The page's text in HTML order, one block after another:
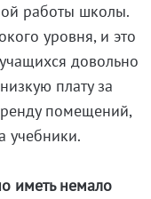
работы школы.
уровня, и это
довольно
плату за
помещений,
учебники.
иметь немало